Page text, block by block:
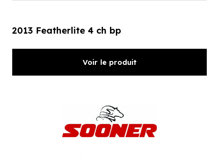
2013 Featherlite 4 ch bp
Voir le produit